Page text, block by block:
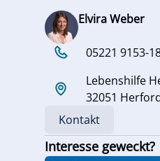
Elvira Weber
05221 9153-
Lebenshilfe
32051
Kontakt
Interesse geweckt?